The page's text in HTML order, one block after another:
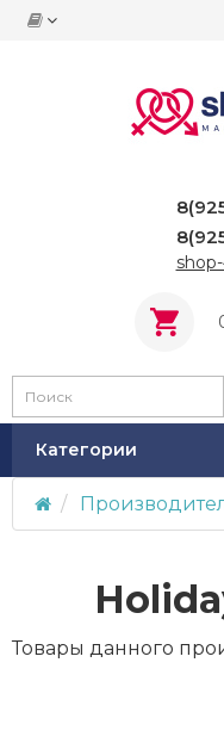
Категории
Товары данного